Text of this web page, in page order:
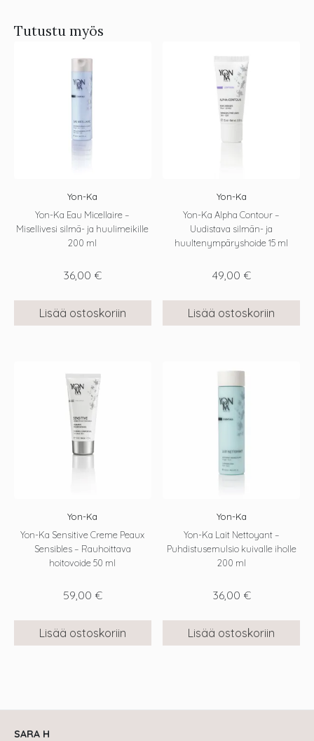
Tutustu myös
Yon-Ka
Yon-Ka Eau Micellaire –
Misellivesi silmä- ja huulimeikille
200 ml
36,00 €
Lisää ostoskoriin
Yon-Ka
Yon-Ka Alpha Contour –
Uudistava silmän- ja
huultenympäryshoide 15 ml
49,00 €
Lisää ostoskoriin
Yon-Ka
Yon-Ka Sensitive Creme Peaux
Sensibles – Rauhoittava
hoitovoide 50 ml
59,00 €
Lisää ostoskoriin
Yon-Ka
Yon-Ka Lait Nettoyant –
Puhdistusemulsio kuivalle iholle
200 ml
36,00 €
Lisää ostoskoriin
SARA H